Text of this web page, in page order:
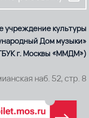
учреждение культуры
Дом музыки»
г. Москвы «ММДМ»)
наб. 52, стр. 8